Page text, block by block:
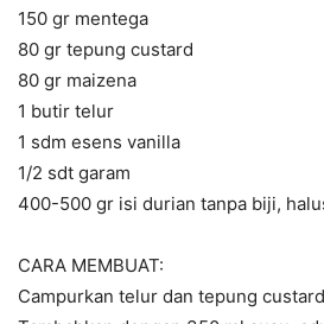
150 gr mentega
80 gr tepung custard
80 gr maizena
1 butir telur
1 sdm esens vanilla
1/2 sdt garam
400-500 gr isi durian tanpa biji,
CARA MEMBUAT:
Campurkan telur dan tepung